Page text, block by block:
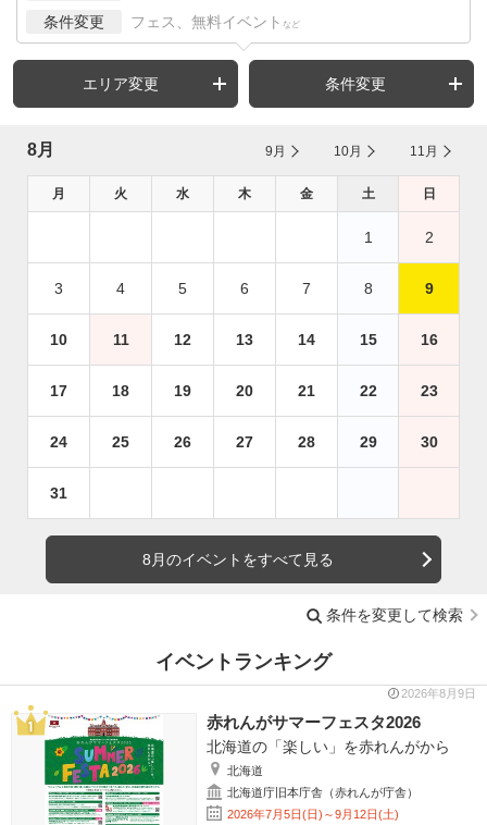
条件変更 フェス、無料イベント など
エリア変更 条件変更
8月 9月 10月 11月
月 火 水 木 金 土 日
1 2
3 4 5 6 7 8 9
10 11 12 13 14 15 16
17 18 19 20 21 22 23
24 25 26 27 28 29 30
31
8月のイベントをすべて見る
条件を変更して検索
イベントランキング
2026年8月9日
赤れんがサマーフェスタ2026
北海道の「楽しい」を赤れんがから
北海道
北海道庁旧本庁舎（赤れんが庁舎）
2026年7月5日(日)～9月12日(土)